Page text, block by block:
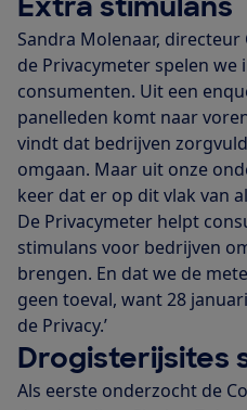
Sandra Molenaar,
de Privacymeter spelen we
consumenten. Uit een
panelleden komt naar
vindt dat bedrijven
omgaan. Maar uit onze
keer dat er op dit vlak van
De Privacymeter helpt
stimulans voor bedrijven
brengen. En dat we de
geen toeval, want 28
de Privacy.’
Drogisterijsites
Als eerste onderzocht de